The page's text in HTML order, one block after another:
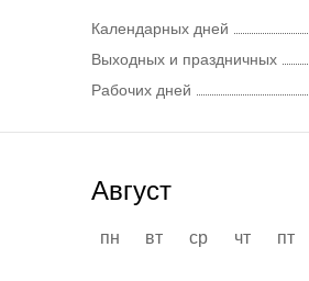
Календарных дней
Выходных и праздничных
Рабочих дней
Август
пн вт ср чт пт